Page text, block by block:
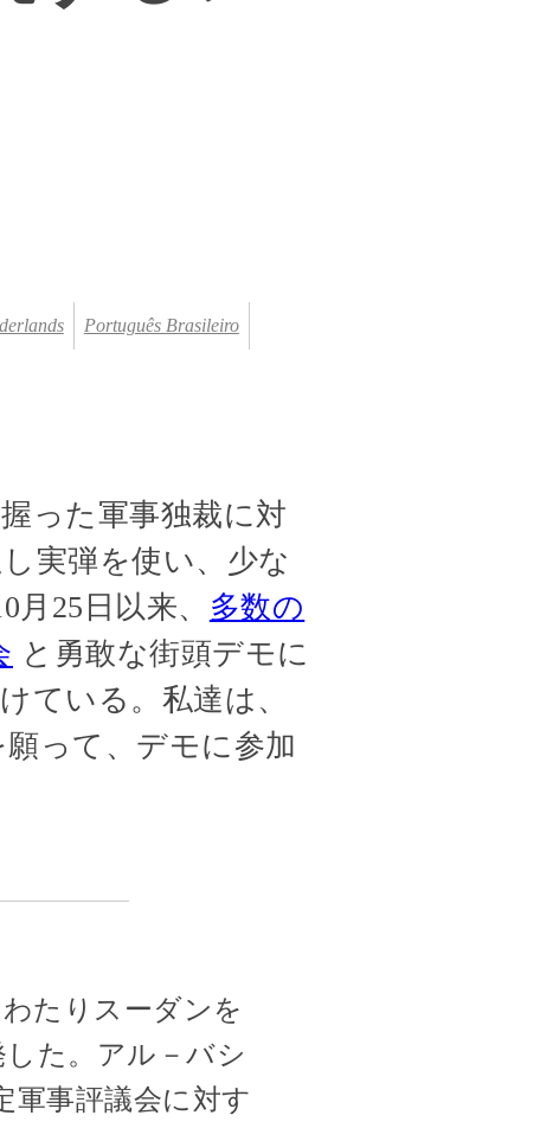
Português Brasileiro
った軍事独裁に対
実弾を使い、少な
25日以来、 多数の
と勇敢な街頭デモに
ている。私達は、
って、デモに参加
たりスーダンを
た。アル－バシ
軍事評議会に対す